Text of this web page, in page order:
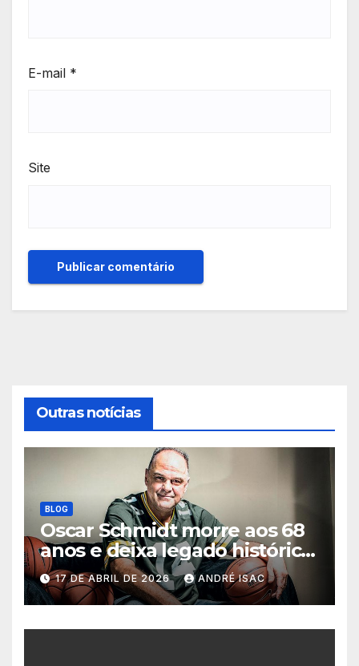
E-mail *
Site
Outras notícias
BLOG
Oscar Schmidt morre aos 68
anos e deixa legado histórico
no basquete mundial
17 DE ABRIL DE 2026 ANDRÉ ISAC